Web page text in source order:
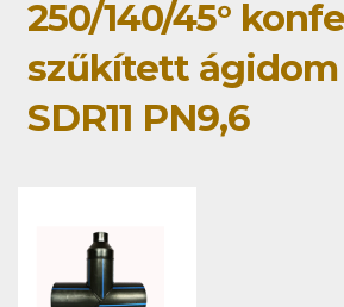
250/140/45°
szűkített ágidom
SDR11 PN9,6